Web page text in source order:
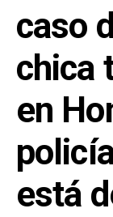
caso
chica
en
está